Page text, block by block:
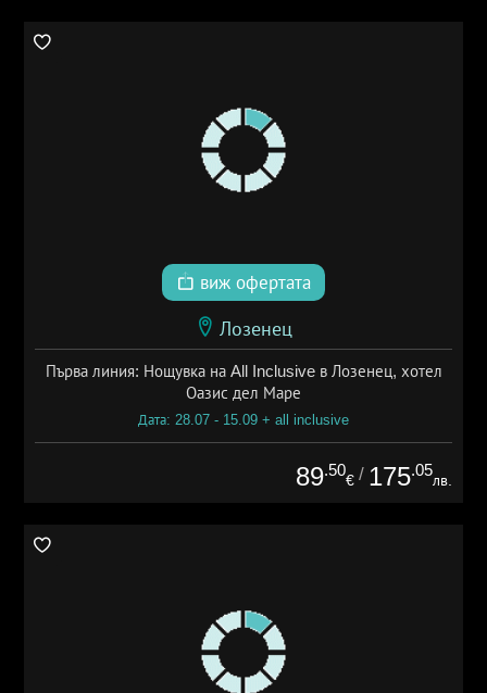
виж офертата
Лозенец
Първа линия: Нощувка на All Inclusive в Лозенец, хотел
Оазис дел Маре
Дата: 28.07 - 15.09 + all inclusive
89.50
€ / 175.05
лв.